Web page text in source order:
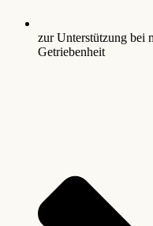
zur Unterstützung bei
Getriebenheit